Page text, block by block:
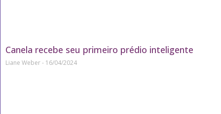
Canela recebe seu primeiro prédio inteligente
Liane Weber 16/04/2024